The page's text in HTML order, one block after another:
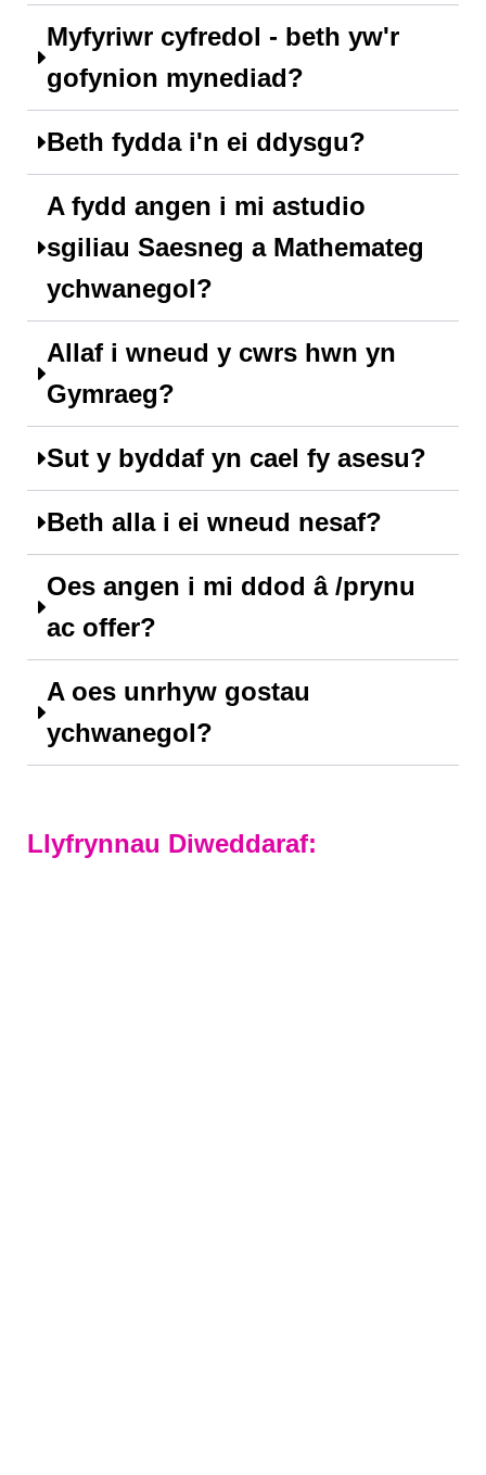
Myfyriwr cyfredol - beth yw'r
gofynion mynediad?
Beth fydda i'n ei ddysgu?
A fydd angen i mi astudio
sgiliau Saesneg a Mathemateg
ychwanegol?
Allaf i wneud y cwrs hwn yn
Gymraeg?
Sut y byddaf yn cael fy asesu?
Beth alla i ei wneud nesaf?
Oes angen i mi ddod â /prynu
ac offer?
A oes unrhyw gostau
ychwanegol?
Llyfrynnau Diweddaraf: